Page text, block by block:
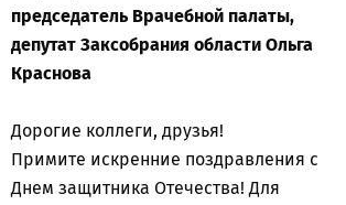
председатель Врачебной палаты,
депутат Заксобрания области Ольга
Краснова
Дорогие коллеги, друзья!
Примите искренние поздравления с
Днем защитника Отечества! Для